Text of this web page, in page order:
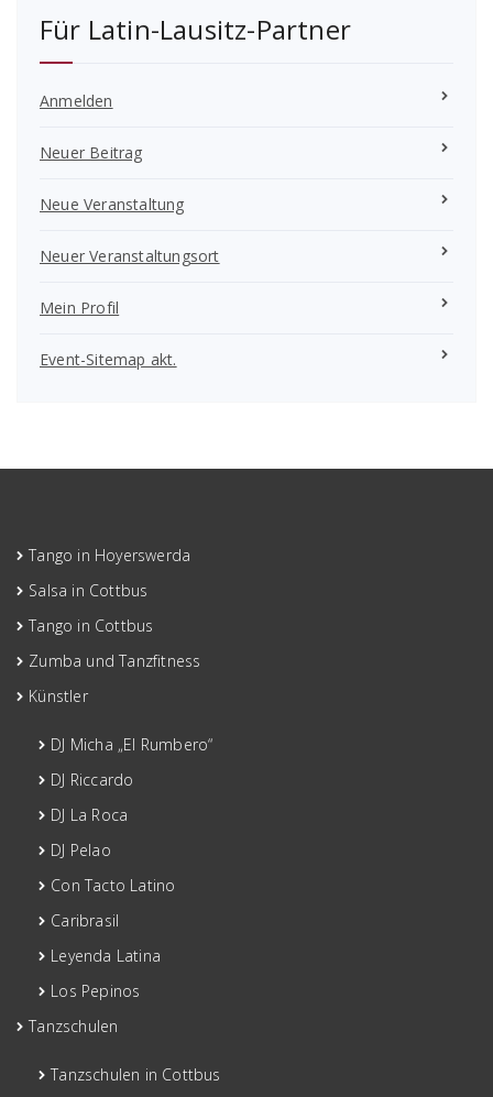
Für Latin-Lausitz-Partner
Anmelden
Neuer Beitrag
Neue Veranstaltung
Neuer Veranstaltungsort
Mein Profil
Event-Sitemap akt.
Tango in Hoyerswerda
Salsa in Cottbus
Tango in Cottbus
Zumba und Tanzfitness
Künstler
DJ Micha „El Rumbero“
DJ Riccardo
DJ La Roca
DJ Pelao
Con Tacto Latino
Caribrasil
Leyenda Latina
Los Pepinos
Tanzschulen
Tanzschulen in Cottbus